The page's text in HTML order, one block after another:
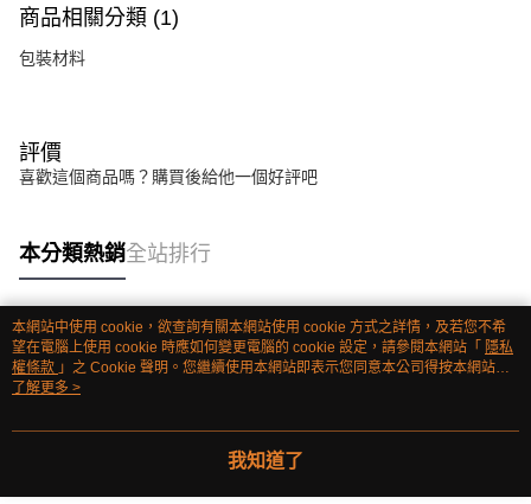
商品相關分類 (1)
包裝材料
評價
喜歡這個商品嗎？購買後給他一個好評吧
本分類熱銷全站排行
熱門標籤
本網站中使用 cookie，欲查詢有關本網站使用 cookie 方式之詳情，及若您不希
望在電腦上使用 cookie 時應如何變更電腦的 cookie 設定，請參閱本網站「 隱私
權條款 」之 Cookie 聲明。您繼續使用本網站即表示您同意本公司得按本網站使
用條款之 Cookie 聲明使用 cookie。
了解更多 >
我知道了